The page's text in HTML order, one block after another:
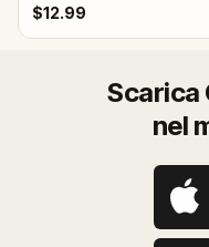
$12.99
Scarica
nel